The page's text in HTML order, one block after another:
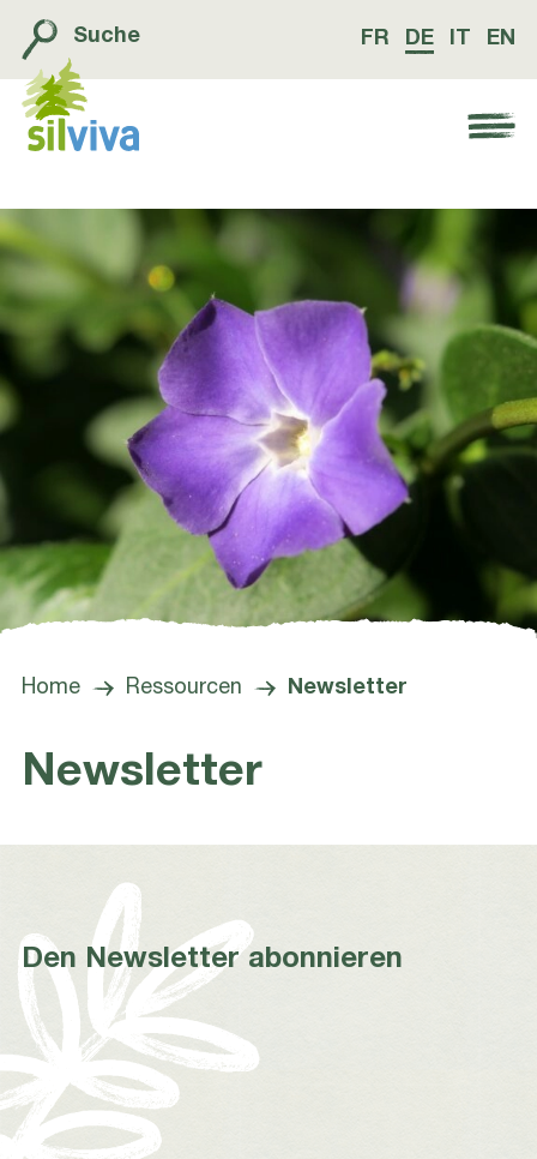
Suche FR DE EN
Navigation öffnen bzw. schliessen
Home Ressourcen Newsletter
Newsletter
Den Newsletter abonnieren
*
*